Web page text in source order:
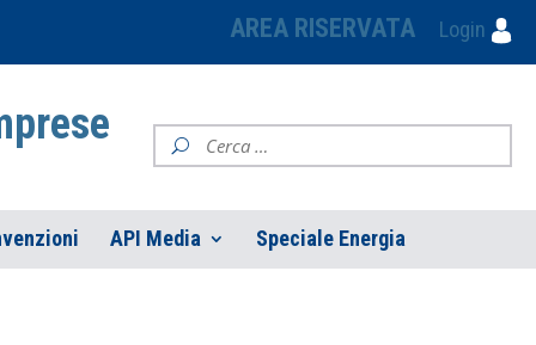
AREA RISERVATA Login
API Media Speciale Energia